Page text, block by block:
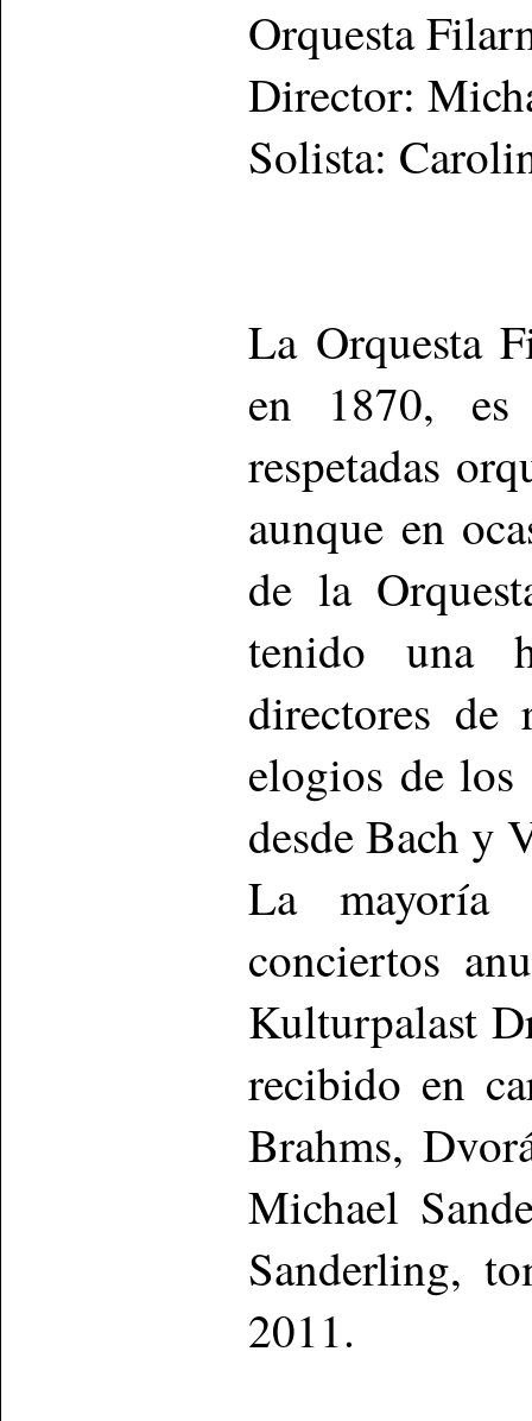
Orquesta
Director:
Solista:
La Orquesta
en 1870,
respetadas
aunque en
de la
tenido una
directores de
elogios de
desde Bach y
La mayoría
conciertos
Kulturpalast
recibido en
Brahms,
Michael
Sanderling,
2011.